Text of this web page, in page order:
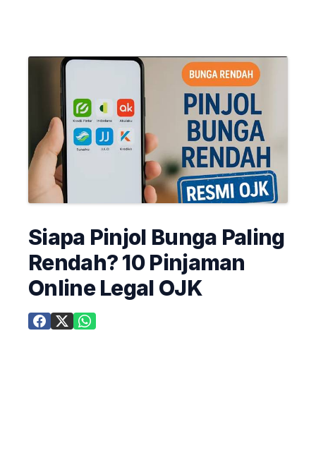
Siapa Pinjol Bunga Paling
Rendah? 10 Pinjaman
Online Legal OJK